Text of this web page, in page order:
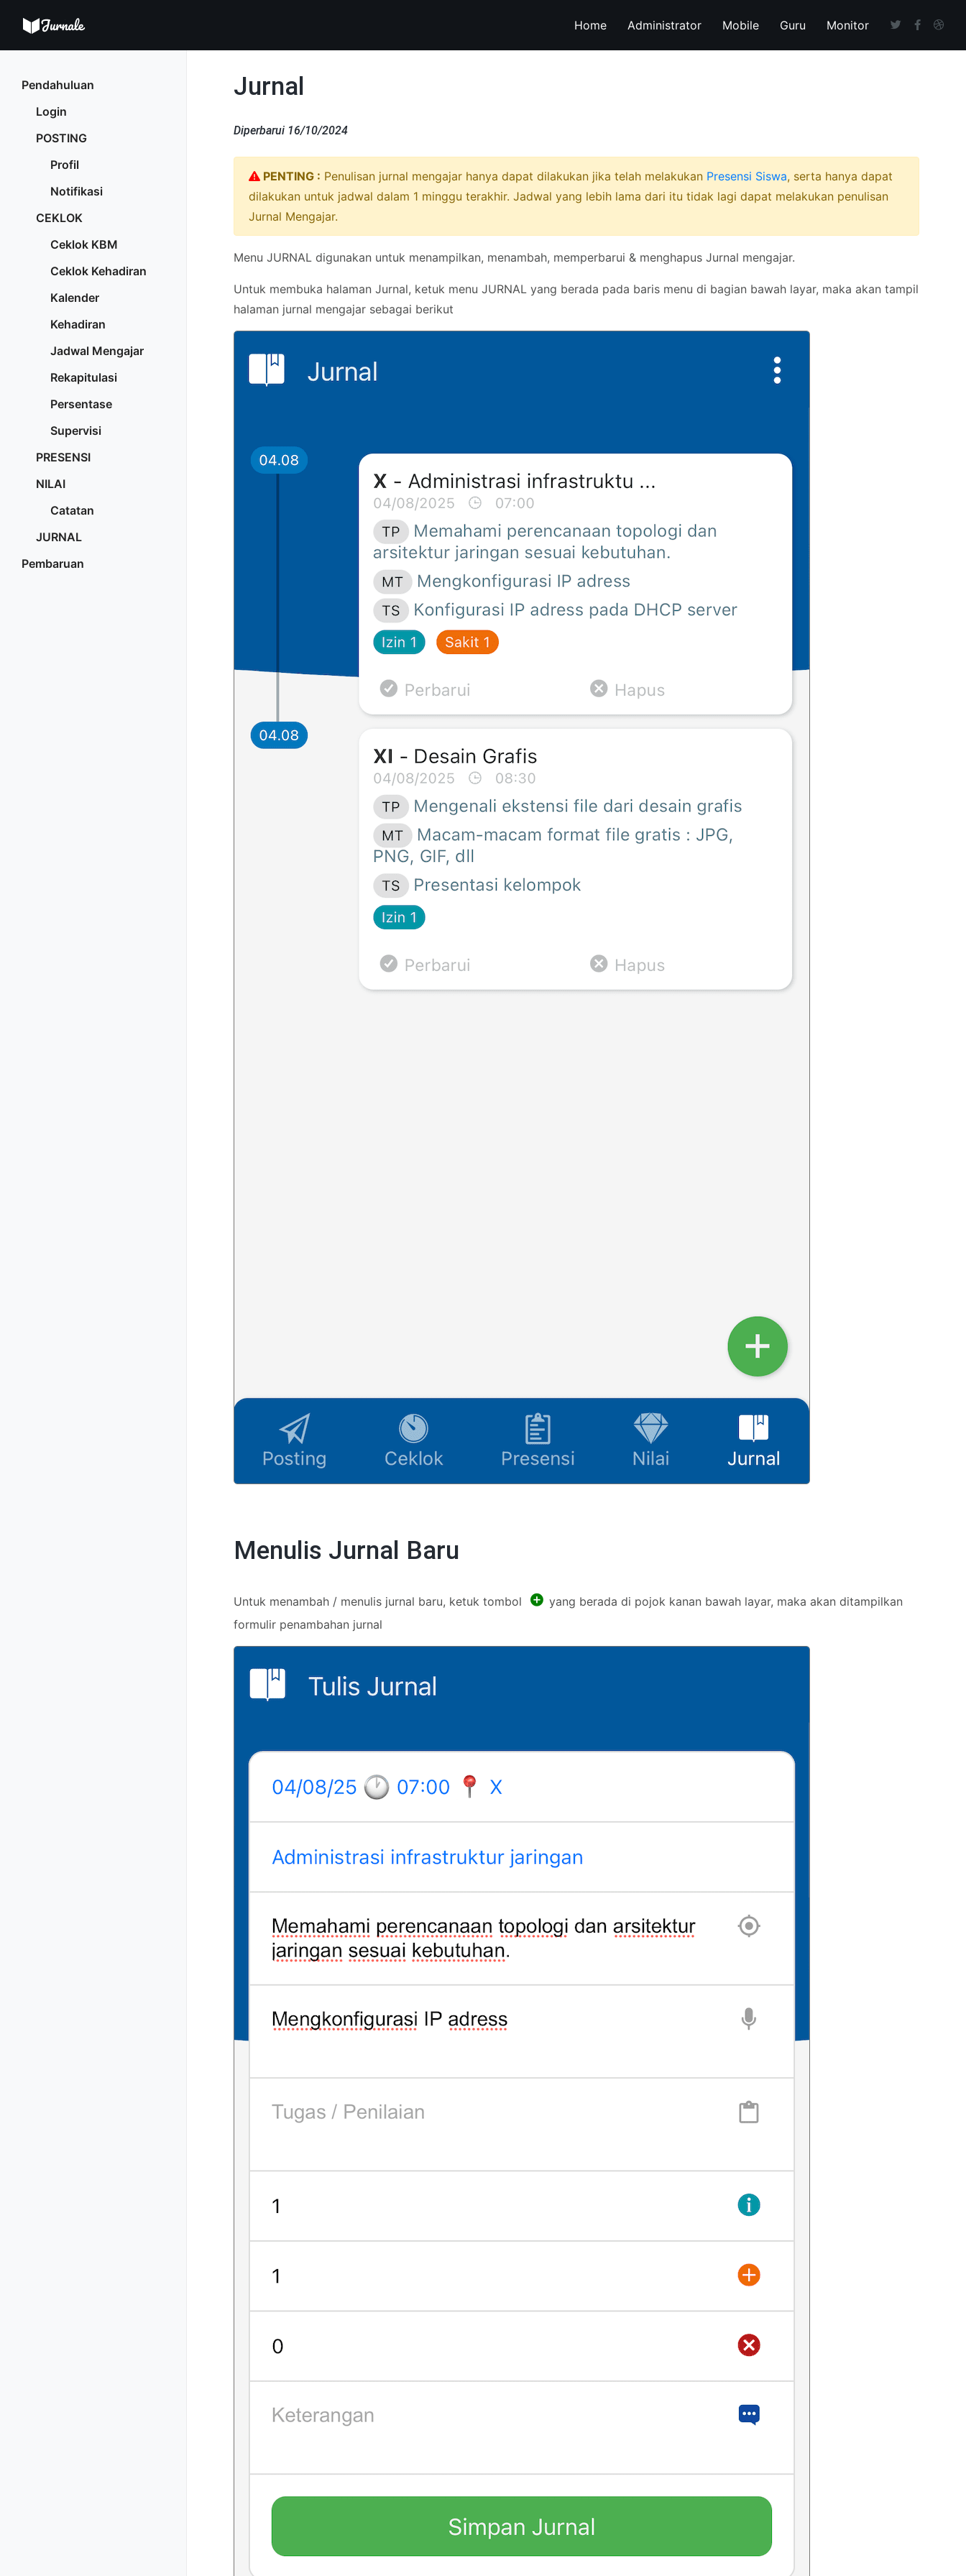
Home Administrator Mobile Guru Monitor
Pendahuluan
Login
POSTING
Profil
Notifikasi
CEKLOK
Ceklok KBM
Ceklok Kehadiran
Kalender
Kehadiran
Jadwal Mengajar
Rekapitulasi
Persentase
Supervisi
PRESENSI
NILAI
Catatan
JURNAL
Pembaruan
Jurnal
Diperbarui 16/10/2024
PENTING : Penulisan jurnal mengajar hanya dapat dilakukan jika telah melakukan Presensi Siswa, serta hanya dapat
dilakukan untuk jadwal dalam 1 minggu terakhir. Jadwal yang lebih lama dari itu tidak lagi dapat melakukan penulisan
Jurnal Mengajar.
Menu JURNAL digunakan untuk menampilkan, menambah, memperbarui & menghapus Jurnal mengajar.
Untuk membuka halaman Jurnal, ketuk menu JURNAL yang berada pada baris menu di bagian bawah layar, maka akan tampil
halaman jurnal mengajar sebagai berikut
Menulis Jurnal Baru
Untuk menambah / menulis jurnal baru, ketuk tombol
yang berada di pojok kanan bawah layar, maka akan ditampilkan
formulir penambahan jurnal